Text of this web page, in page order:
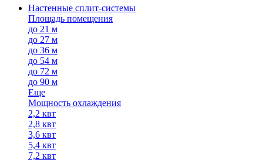
Настенные сплит-системы
Площадь помещения
до 21 м
до 27 м
до 36 м
до 54 м
до 72 м
до 90 м
Еще
Мощность охлаждения
2,2 квт
2,8 квт
3,6 квт
5,4 квт
7,2 квт